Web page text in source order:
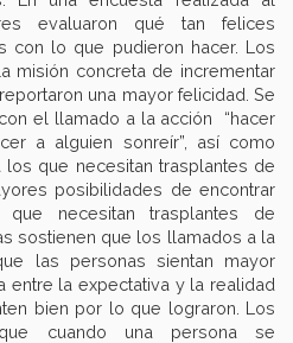
evaluaron qué tan felices
con lo que pudieron hacer. Los
misión concreta de incrementar
una mayor felicidad. Se
el llamado a la acción “hacer
a alguien sonreír”, así como
los que necesitan trasplantes de
posibilidades de encontrar
necesitan trasplantes de
sostienen que los llamados a la
las personas sientan mayor
entre la expectativa y la realidad
bien por lo que lograron. Los
cuando una persona se